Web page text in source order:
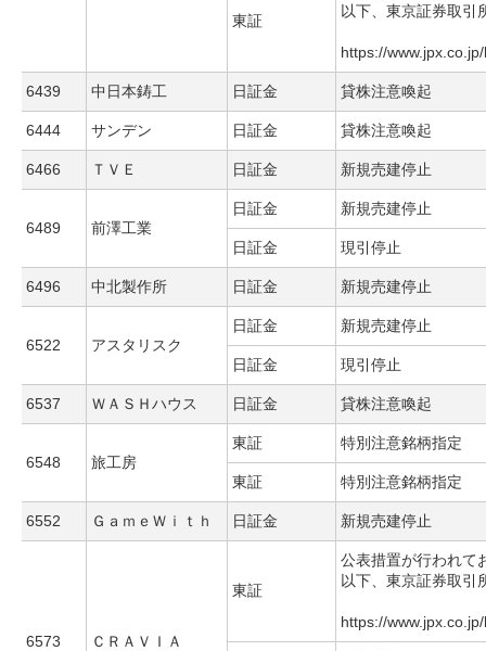
東証
以下、東京証券取引
https://
6439 中日本鋳工 日証金 貸株注意喚起
6444 サンデン 日証金 貸株注意喚起
6466 ＴＶＥ 日証金 新規売建停止
6489 前澤工業
日証金 新規売建停止
日証金 現引停止
6496 中北製作所 日証金 新規売建停止
6522 アスタリスク
日証金 新規売建停止
日証金 現引停止
6537 ＷＡＳＨハウス 日証金 貸株注意喚起
6548 旅工房
東証 特別注意銘柄指定
東証 特別注意銘柄指定
6552 ＧａｍｅＷｉｔｈ 日証金 新規売建停止
6573 ＣＲＡＶＩＡ
東証
公表措置が行われて
以下、東京証券取引
https://